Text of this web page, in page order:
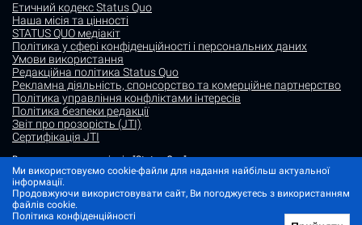
Етичний кодекс Status Quo
Наша місія та цінності
STATUS QUO медіакіт
Політика у сфері конфіденційності і персональних даних
Умови використання
Редакційна політика Status Quo
Рекламна діяльність, спонсорство та комерційне партнерство
Політика управління конфліктами інтересів
Політика безпеки редакції
Звіт про прозорість (JTI)
Сертифікація JTI
Використання матеріалів "Status Quo" дозволяється за умови
посилання (для інтернет-видань - гіперпосилання) на "Status quo".
Матеріали в рубриках "Новини партнерів" і "Прес-релізи" розміщуються
на правах реклами або в рамках некомерційного партнерства.
Зображення, що містять мітку "Status Quo" або не містять інформації
Ми використовуємо cookie-файли для надання найбільш актуальної
інформації.
Продовжуючи використовувати сайт, Ви погоджуєтесь з використанням
файлів cookie.
Політика конфіденційності